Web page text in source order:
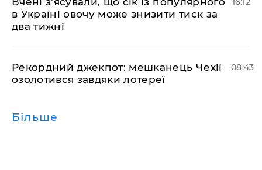
в Україні овочу може знизити тиск за
два тижні
Рекордний джекпот: мешканець Чехії
озолотився завдяки лотереї
08:43
Більше